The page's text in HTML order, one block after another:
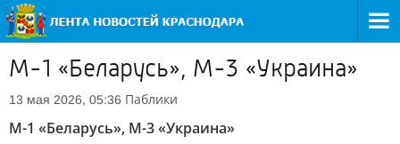
М-1 «Беларусь», М-3 «Украина»
13 мая 2026, 05:36 Паблики
М-1 «Беларусь», М-3 «Украина»